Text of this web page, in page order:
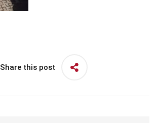
Share this post